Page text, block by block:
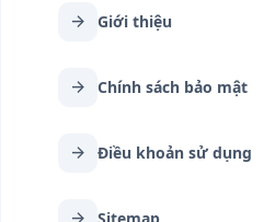
arrow_forward Giới thiệu
arrow_forward Chính sách bảo mật
arrow_forward Điều khoản sử dụng